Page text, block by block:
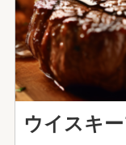
ウイスキ